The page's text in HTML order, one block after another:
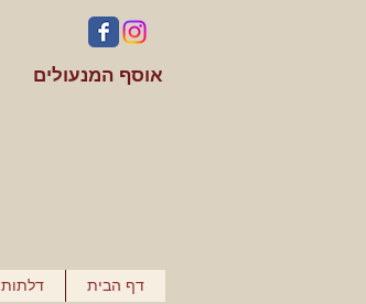
אוסף המנעולים
דלתות דף הבית